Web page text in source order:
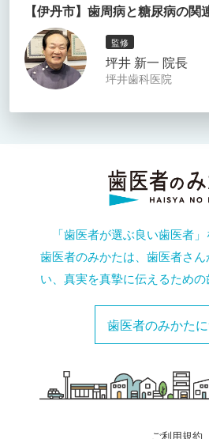
【伊丹市】歯周病と糖尿病の
監修
坪井 新一 院長
坪井歯科医院
「歯医者が選ぶ良い歯医者」
歯医者のみかたは、歯医者さ
い、真実を真摯に伝えるための
歯医者のみかた
ご利用規約